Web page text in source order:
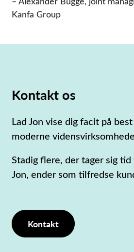
Kanfa Group
Kontakt os
Lad Jon vise dig facit på
moderne
Stadig flere, der tager sig
Jon, ender som tilfredse
Kontakt